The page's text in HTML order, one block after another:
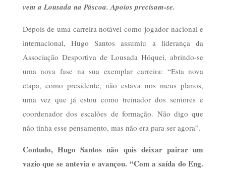
vem a Lousada na Páscoa. Apoios precisam-se.
Depois de uma carreira notável como jogador nacional e
internacional, Hugo Santos assumiu a liderança da
Associação Desportiva de Lousada Hóquei, abrindo-se
uma nova fase na sua exemplar carreira: “Esta nova
etapa, como presidente, não estava nos meus planos,
uma vez que já estou como treinador dos seniores e
coordenador dos escalões de formação. Não digo que
não tinha esse pensamento, mas não era para ser agora”.
Contudo, Hugo Santos não quis deixar pairar um
vazio que se antevia e avançou. “Com a saída do Eng.